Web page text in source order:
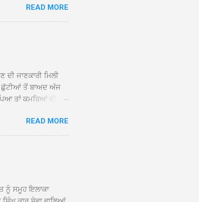
’ਤੇ ਮੁੱਖ ਸੇਵਾਦਾਰ
ਗੁਰਦੁਆਰਾ ਸ੍ਰੀ
ਤੇ ਨਗਰ ਕੀਰਤਨ ਦੇ
ਵਿਸ਼ੇਸ਼ ਤੌਰ ’ਤੇ
READ MORE
ਜਾਣਕਾਰੀ ਮਿਲੀ
ਛੁੱਟੀਆਂ ਤੋਂ ਬਾਅਦ ਅੱਜ
ਤਾਂ ਕਮਰਿਆਂ ਦੀਆਂ
ਸੀ। ਚੋਰੀ ਦੀ ਘਟਨਾ
ਕੌਰ ਅਤੇ ਹਰਵਿੰਦਰ
ਵੱਲੋਂ ਕੀਤੀ ਗਈ ਸੀ
ਭਾਰੀ ਰੋਸ ਹੈ ਅਤੇ
READ MORE
ਨੂੰ ਸਮੂਹ ਇਲਾਕਾ